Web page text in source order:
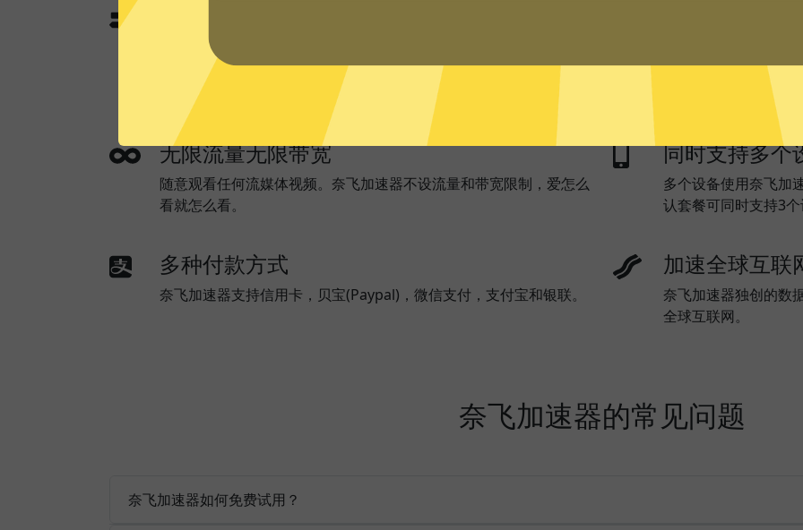
奈飞加速器独有的分流模式会智能判断需要加速的网络流量，并为其
使用加速功能；不需要加速的本地流量，比如百度或者美团，则使用
本地网络来优化网速。全局模式则所有流量都走奈飞加速器。
硬盘内。无硬盘服
无限流量无限带宽
随意观看任何流媒体视频。奈飞加速器不设流量和带宽限制，爱怎么
看就怎么看。
同时支持多个
多个设备使用奈飞加
认套餐可同时支持3
多种付款方式
奈飞加速器支持信用卡，贝宝(Paypal)，微信支付，支付宝和银联。
加速全球互联
奈飞加速器独创的数
全球互联网。
奈飞加速器的常见问题
奈飞加速器如何免费试用？